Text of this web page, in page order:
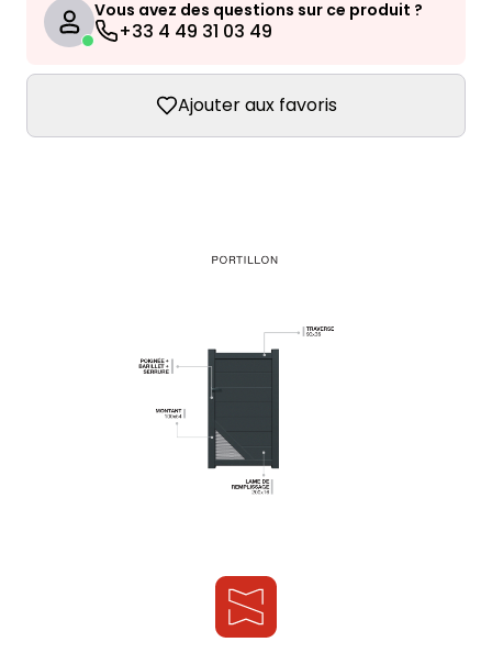
Vous avez des questions sur ce produit ?
+33 4 49 31 03 49
Ajouter aux favoris